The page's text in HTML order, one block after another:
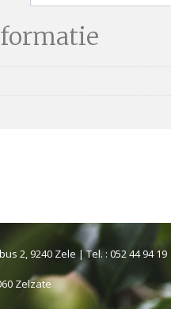
2, 9240 Zele | Tel. : 052 44 94 19
Zelzate